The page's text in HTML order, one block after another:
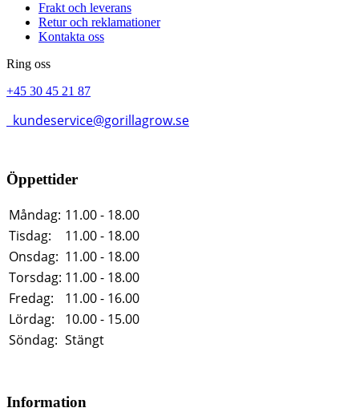
Frakt och leverans
Retur och reklamationer
Kontakta oss
Ring oss
+45 30 45 21 87
kundeservice@gorillagrow.se
Öppettider
Måndag: 11.00 - 18.00
Tisdag:
11.00 - 18.00
Onsdag: 11.00 - 18.00
Torsdag: 11.00 - 18.00
Fredag:
11.00 - 16.00
Lördag:
10.00 - 15.00
Söndag: Stängt
Information